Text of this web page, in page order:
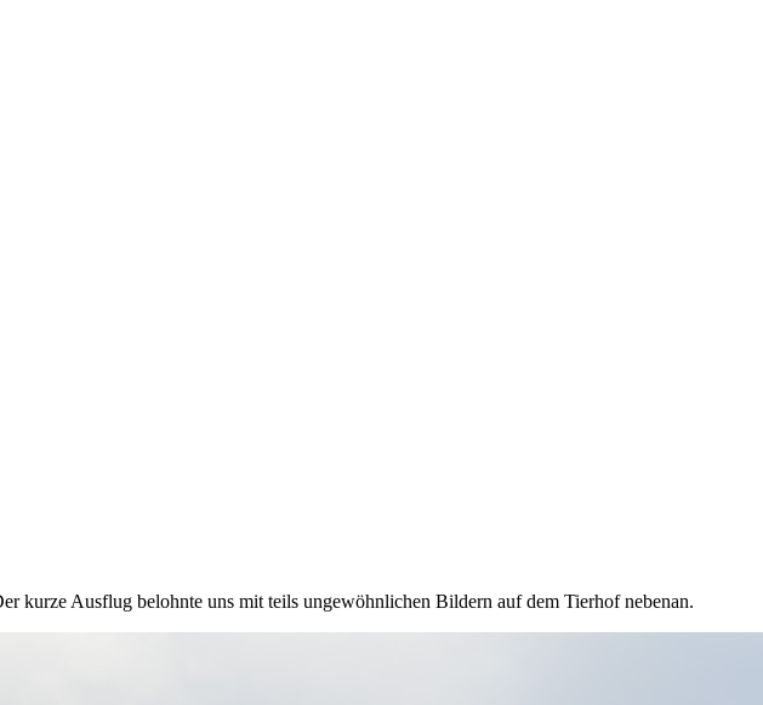
kurze Ausflug belohnte uns mit teils ungewöhnlichen Bildern auf dem Tierhof nebenan.